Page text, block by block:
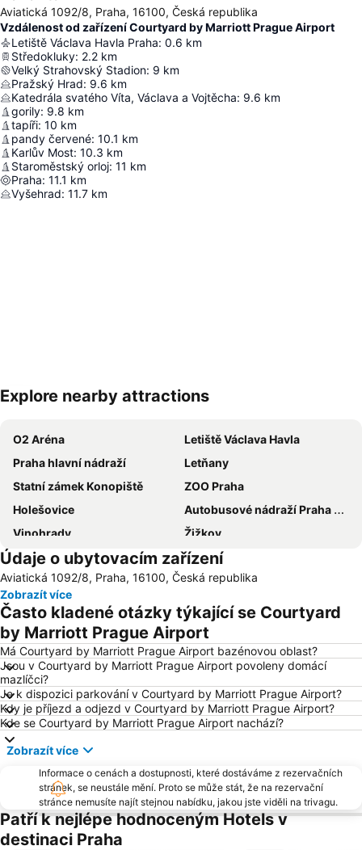
Aviatická 1092/8, Praha, 16100, Česká republika
Vzdálenost od zařízení Courtyard by Marriott Prague Airport
Letiště Václava Havla Praha: 0.6 km
Středokluky: 2.2 km
Velký Strahovský Stadion: 9 km
Pražský Hrad: 9.6 km
Katedrála svatého Víta, Václava a Vojtěcha: 9.6 km
gorily: 9.8 km
tapíři: 10 km
pandy červené: 10.1 km
Karlův Most: 10.3 km
Staroměstský orloj: 11 km
Praha: 11.1 km
Vyšehrad: 11.7 km
Explore nearby attractions
O2 Aréna
Letiště Václava Havla
Praha hlavní nádraží
Letňany
Statní zámek Konopiště
ZOO Praha
Holešovice
Autobusové nádraží Praha Florenc
Vinohrady
Žižkov
Vršovice
Výstaviště Praha - Holešovice
Chodov
Smíchov
Václavské náměstí
Na Kampě
Horní Počernice
Aquapalace Praha
Televizní věž Žižkov
Dejvice
Hostivař
Zličín
Modřany
Old Town Square
Zbraslav
Karlovo náměstí
Suchdol
Vyšehrad
Malá Strana
Stanice metra Anděl
Troja
Strašnice
Řepy
Tančící dům
Údaje o ubytovacím zařízení
Aviatická 1092/8, Praha, 16100, Česká republika
Zobrazít více
Často kladené otázky týkající se Courtyard
by Marriott Prague Airport
Má Courtyard by Marriott Prague Airport bazénovou oblast?
Jsou v Courtyard by Marriott Prague Airport povoleny domácí
mazlíčci?
Je k dispozici parkování v Courtyard by Marriott Prague Airport?
Kdy je příjezd a odjezd v Courtyard by Marriott Prague Airport?
Kde se Courtyard by Marriott Prague Airport nachází?
Zobrazít více
Informace o cenách a dostupnosti, které dostáváme z rezervačních
stránek, se neustále mění. Proto se může stát, že na rezervační
stránce nemusíte najít stejnou nabídku, jakou jste viděli na trivagu.
Patří k nejlépe hodnoceným Hotels v
destinaci Praha